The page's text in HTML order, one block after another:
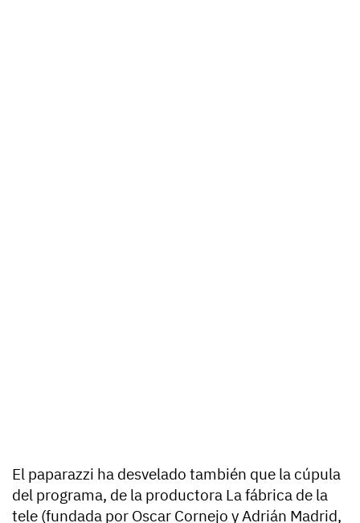
El paparazzi ha desvelado también que la cúpula
del programa, de la productora La fábrica de la
tele (fundada por Oscar Cornejo y Adrián Madrid,